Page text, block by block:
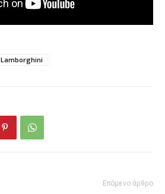
Lamborghini
Επόμενο άρθρο